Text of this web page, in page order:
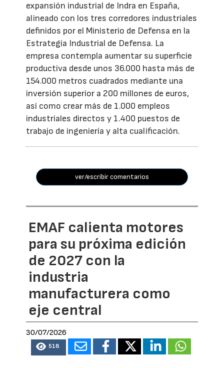
expansión industrial de Indra en España,
alineado con los tres corredores industriales
definidos por el Ministerio de Defensa en la
Estrategia Industrial de Defensa. La
empresa contempla aumentar su superficie
productiva desde unos 36.000 hasta más de
154.000 metros cuadrados mediante una
inversión superior a 200 millones de euros,
así como crear más de 1.000 empleos
industriales directos y 1.400 puestos de
trabajo de ingeniería y alta cualificación.
ver/escribir comentarios
EMAF calienta motores
para su próxima edición
de 2027 con la
industria
manufacturera como
eje central
30/07/2026
518